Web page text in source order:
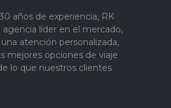
años de experiencia, RK
agencia líder en el mercado,
atención personalizada,
mejores opciones de viaje
lo que nuestros clientes